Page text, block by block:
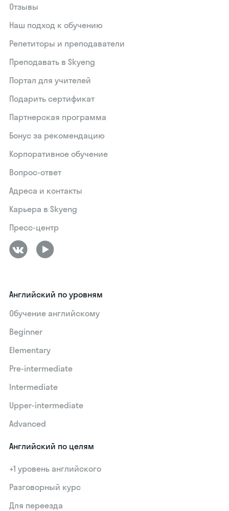
Отзывы
Наш подход к обучению
Репетиторы и преподаватели
Преподавать в Skyeng
Портал для учителей
Подарить сертификат
Партнерская программа
Бонус за рекомендацию
Корпоративное обучение
Вопрос-ответ
Адреса и контакты
Карьера в Skyeng
Пресс-центр
Английский по уровням
Обучение английскому
Beginner
Elementary
Pre-intermediate
Intermediate
Upper-intermediate
Advanced
Английский по целям
+1 уровень английского
Разговорный курс
Для переезда